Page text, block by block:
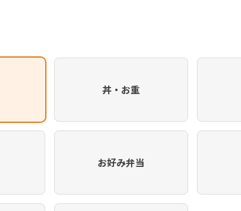
丼・お重
お好み弁当